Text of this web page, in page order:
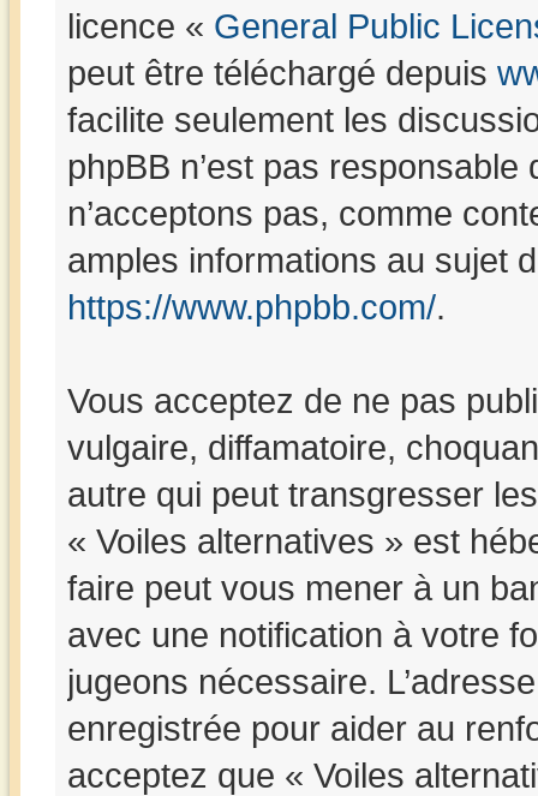
licence « General Public
peut être téléchargé depuis
facilite seulement les
phpBB n’est pas
n’acceptons pas, comme
amples informations au sujet
https://www.phpbb.com/.
Vous acceptez de ne pas
vulgaire, diffamatoire,
autre qui peut transgresser
« Voiles alternatives » est
faire peut vous mener à un
avec une notification à votre
jugeons nécessaire.
enregistrée pour aider au
acceptez que « Voiles